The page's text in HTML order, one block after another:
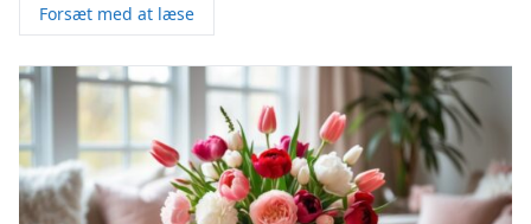
Forsæt med at læse